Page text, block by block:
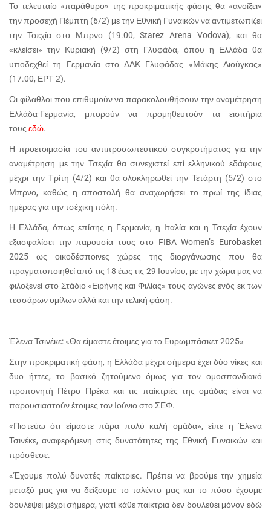
Το τελευταίο «παράθυρο» της προκριματικής φάσης θα «ανοίξει»
την προσεχή Πέμπτη (6/2) με την Εθνική Γυναικών να αντιμετωπίζει
την Τσεχία στο Μπρνο (19.00, Starez Arena Vodova), και θα
«κλείσει» την Κυριακή (9/2) στη Γλυφάδα, όπου η Ελλάδα θα
υποδεχθεί τη Γερμανία στο ΔΑΚ Γλυφάδας «Μάκης Λιούγκας»
(17.00, ΕΡΤ 2).
Οι φίλαθλοι που επιθυμούν να παρακολουθήσουν την αναμέτρηση
Ελλάδα-Γερμανία, μπορούν να προμηθευτούν τα εισιτήρια
τους εδώ.
Η προετοιμασία του αντιπροσωπευτικού συγκροτήματος για την
αναμέτρηση με την Τσεχία θα συνεχιστεί επί ελληνικού εδάφους
μέχρι την Τρίτη (4/2) και θα ολοκληρωθεί την Τετάρτη (5/2) στο
Μπρνο, καθώς η αποστολή θα αναχωρήσει το πρωί της ίδιας
ημέρας για την τσέχικη πόλη.
Η Ελλάδα, όπως επίσης η Γερμανία, η Ιταλία και η Τσεχία έχουν
εξασφαλίσει την παρουσία τους στο FIBA Women’s Eurobasket
2025 ως οικοδέσποινες χώρες της διοργάνωσης που θα
πραγματοποιηθεί από τις 18 έως τις 29 Ιουνίου, με την χώρα μας να
φιλοξενεί στο Στάδιο «Ειρήνης και Φιλίας» τους αγώνες ενός εκ των
τεσσάρων ομίλων αλλά και την τελική φάση.
Έλενα Τσινέκε: «Θα είμαστε έτοιμες για το Ευρωμπάσκετ 2025»
Στην προκριματική φάση, η Ελλάδα μέχρι σήμερα έχει δύο νίκες και
δυο ήττες, το βασικό ζητούμενο όμως για τον ομοσπονδιακό
προπονητή Πέτρο Πρέκα και τις παίκτριές της ομάδας είναι να
παρουσιαστούν έτοιμες τον Ιούνιο στο ΣΕΦ.
«Πιστεύω ότι είμαστε πάρα πολύ καλή ομάδα», είπε η Έλενα
Τσινέκε, αναφερόμενη στις δυνατότητες της Εθνική Γυναικών και
πρόσθεσε.
«Έχουμε πολύ δυνατές παίκτριες. Πρέπει να βρούμε την χημεία
μεταξύ μας για να δείξουμε το ταλέντο μας και το πόσο έχουμε
δουλέψει μέχρι σήμερα, γιατί κάθε παίκτρια δεν δουλεύει μόνον εδώ